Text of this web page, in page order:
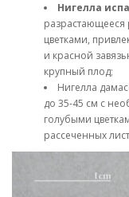
Нигелла
цветками,
и красной
крупный плод;
Нигелла
до 35-45 см с
голубыми
рассеченных